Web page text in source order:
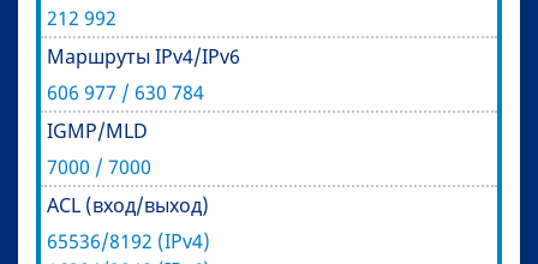
212 992
Маршруты IPv4/IPv6
606 977 / 630 784
IGMP/MLD
7000 / 7000
ACL (вход/выход)
65536/8192 (IPv4)